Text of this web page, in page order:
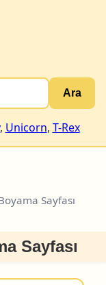
Ara
, Unicorn, T-Rex
Sayfası
Sayfası